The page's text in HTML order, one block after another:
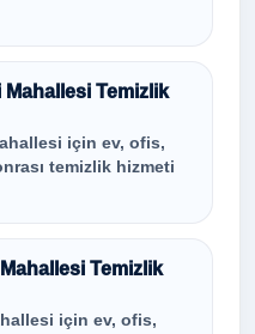
Temizlik
için ev, ofis,
temizlik hizmeti
Temizlik
için ev, ofis,